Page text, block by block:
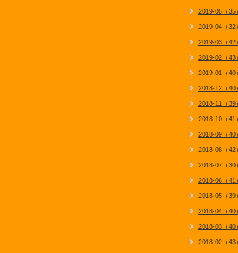
2019-05（35）
2019-04（32）
2019-03（42）
2019-02（43）
2019-01（40）
2018-12（40）
2018-11（39）
2018-10（41）
2018-09（40）
2018-08（42）
2018-07（30）
2018-06（41）
2018-05（39）
2018-04（40）
2018-03（40）
2018-02（43）